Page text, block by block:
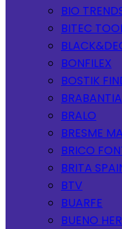
BIO
BITEC
BONFILEX
BOSTIK
BRALO
BRESME
BRICO
BRITA
BTV
BUARFE
BUENO